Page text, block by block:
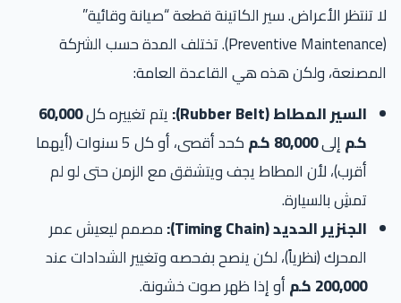
لا تنتظر الأعراض. سير الكاتينة قطعة “صيانة وقائية”
(Preventive Maintenance). تختلف المدة حسب الشركة
المصنعة، ولكن هذه هي القاعدة العامة:
السير المطاط (Rubber Belt):
يتم تغييره كل60,000
كمإلى80,000 كم
كحد أقصى، أو كل 5 سنوات (أيهما
أقرب)، لأن المطاط يجف ويتشقق مع الزمن حتى لو لم
تمشِ بالسيارة.
الجنزير الحديد (Timing Chain):
مصمم ليعيش عمر
المحرك (نظرياً)، لكن ينصح بفحصه وتغيير الشدادات عند
200,000 كم
أو إذا ظهر صوت خشونة.